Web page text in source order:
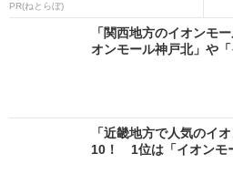
PR(ねとらぼ)
「関西地方のイオンモ
オンモール神戸北」や
「近畿地方で人気のイ
10！ 1位は「イオンモ